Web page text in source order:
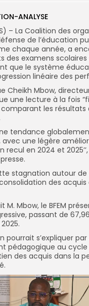
ANALYSE
– La Coalition des
de l’éducation
chaque année, a
des examens scolaires
que le système
linéaire des
Cheikh Mbow,
une lecture à la fois
comparant les résultats
tendance
avec une légère
recul en 2024 et
stagnation autour de
des
M. Mbow, le BFEM
passant de
pourrait s’expliquer
pédagogique au cycle
des acquis dans la